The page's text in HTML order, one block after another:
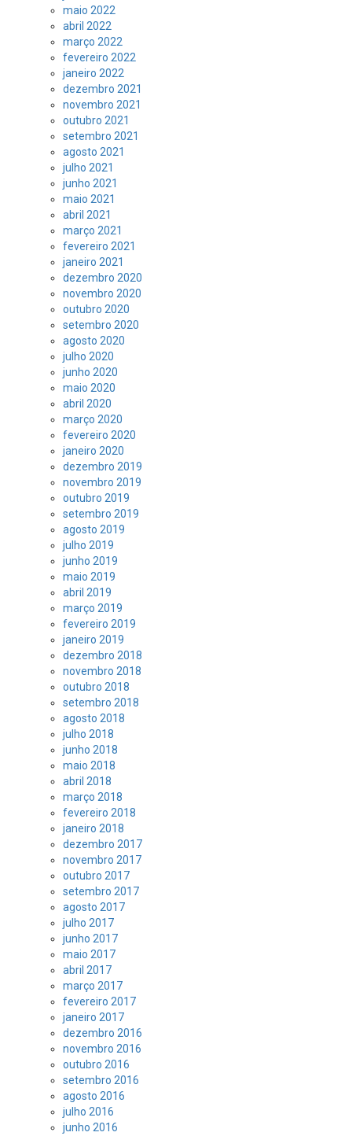
maio 2022
abril 2022
março 2022
fevereiro 2022
janeiro 2022
dezembro 2021
novembro 2021
outubro 2021
setembro 2021
agosto 2021
julho 2021
junho 2021
maio 2021
abril 2021
março 2021
fevereiro 2021
janeiro 2021
dezembro 2020
novembro 2020
outubro 2020
setembro 2020
agosto 2020
julho 2020
junho 2020
maio 2020
abril 2020
março 2020
fevereiro 2020
janeiro 2020
dezembro 2019
novembro 2019
outubro 2019
setembro 2019
agosto 2019
julho 2019
junho 2019
maio 2019
abril 2019
março 2019
fevereiro 2019
janeiro 2019
dezembro 2018
novembro 2018
outubro 2018
setembro 2018
agosto 2018
julho 2018
junho 2018
maio 2018
abril 2018
março 2018
fevereiro 2018
janeiro 2018
dezembro 2017
novembro 2017
outubro 2017
setembro 2017
agosto 2017
julho 2017
junho 2017
maio 2017
abril 2017
março 2017
fevereiro 2017
janeiro 2017
dezembro 2016
novembro 2016
outubro 2016
setembro 2016
agosto 2016
julho 2016
junho 2016